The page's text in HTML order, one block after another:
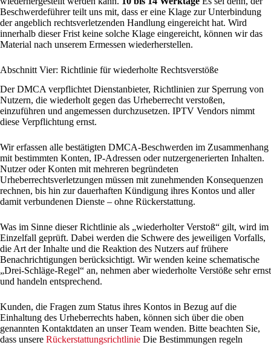
Beschwerdeführer teilt uns mit, dass er eine Klage zur Unterbindung
der angeblich rechtsverletzenden Handlung eingereicht hat. Wird
innerhalb dieser Frist keine solche Klage eingereicht, können wir das
Material nach unserem Ermessen wiederherstellen.
Abschnitt Vier: Richtlinie für wiederholte Rechtsverstöße
Der DMCA verpflichtet Dienstanbieter, Richtlinien zur Sperrung von
Nutzern, die wiederholt gegen das Urheberrecht verstoßen,
einzuführen und angemessen durchzusetzen. IPTV Vendors nimmt
diese Verpflichtung ernst.
Wir erfassen alle bestätigten DMCA-Beschwerden im Zusammenhang
mit bestimmten Konten, IP-Adressen oder nutzergenerierten Inhalten.
Nutzer oder Konten mit mehreren begründeten
Urheberrechtsverletzungen müssen mit zunehmenden Konsequenzen
rechnen, bis hin zur dauerhaften Kündigung ihres Kontos und aller
damit verbundenen Dienste – ohne Rückerstattung.
Was im Sinne dieser Richtlinie als „wiederholter Verstoß“ gilt, wird im
Einzelfall geprüft. Dabei werden die Schwere des jeweiligen Vorfalls,
die Art der Inhalte und die Reaktion des Nutzers auf frühere
Benachrichtigungen berücksichtigt. Wir wenden keine schematische
„Drei-Schläge-Regel“ an, nehmen aber wiederholte Verstöße sehr ernst
und handeln entsprechend.
Kunden, die Fragen zum Status ihres Kontos in Bezug auf die
Einhaltung des Urheberrechts haben, können sich über die oben
genannten Kontaktdaten an unser Team wenden. Bitte beachten Sie,
dass unsere Rückerstattungsrichtlinie Die Bestimmungen regeln